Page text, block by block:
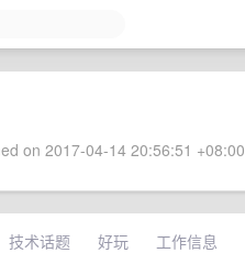
on 2017-04-14 20:56:51 +08:00
技术话题 好玩 工作信息